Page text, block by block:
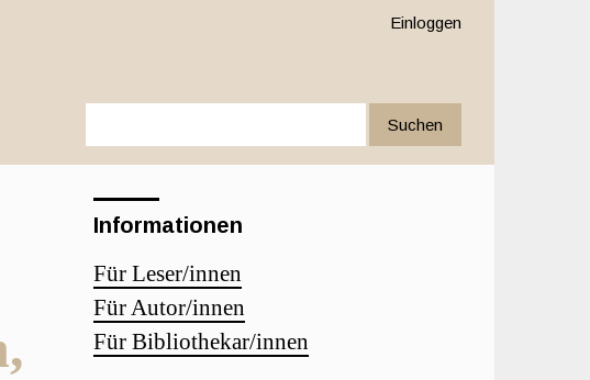
Einloggen
Suchen
Informationen
Für Leser/innen
Für Autor/innen
Für Bibliothekar/innen